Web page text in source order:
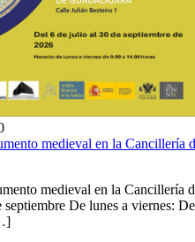
medieval en la Cancillería
medieval en la Cancillería
De lunes a viernes: De